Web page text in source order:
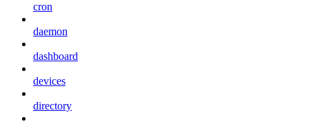
cron
daemon
dashboard
devices
directory